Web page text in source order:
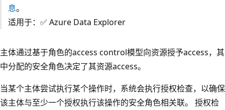
息。
适用于：✅ Azure Data Explorer
主体通过基于角色的access control模型向资源授予access，其
中分配的安全角色决定了其资源access。
当某个主体尝试执行某个操作时，系统会执行授权检查，以确保
该主体与至少一个授权执行该操作的安全角色相关联。 授权检